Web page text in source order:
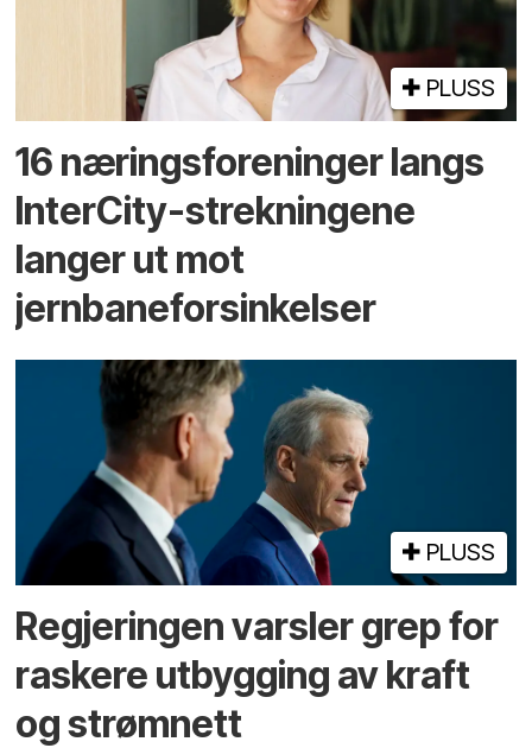
PLUSS
16 næringsforeninger langs
InterCity-strekningene
langer ut mot
jernbaneforsinkelser
PLUSS
Regjeringen varsler grep for
raskere utbygging av kraft
og strømnett